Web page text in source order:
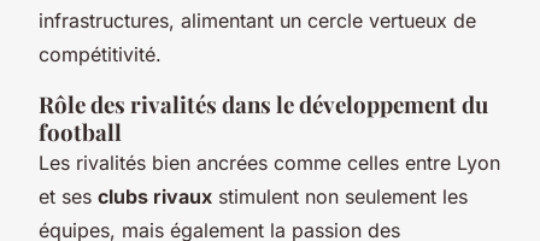
infrastructures, alimentant un cercle vertueux de
compétitivité.
Rôle des rivalités dans le développement du
football
Les rivalités bien ancrées comme celles entre Lyon
et ses clubs rivaux stimulent non seulement les
équipes, mais également la passion des